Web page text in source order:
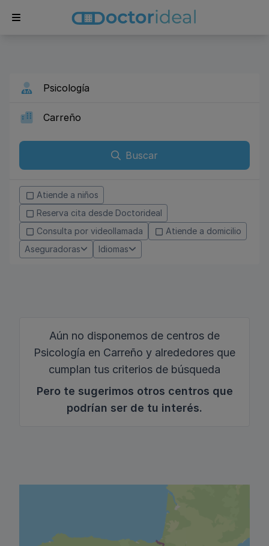
Buscar
Atiende a niños
Reserva cita desde Doctorideal
Consulta por videollamada
Atiende a domicilio
Aseguradoras
Idiomas
Aún no disponemos de centros de
Psicología en Carreño y alrededores que
cumplan tus criterios de búsqueda
Pero te sugerimos otros centros que
podrían ser de tu interés.